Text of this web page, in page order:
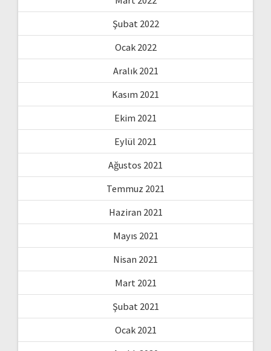
Şubat 2022
Ocak 2022
Aralık 2021
Kasım 2021
Ekim 2021
Eylül 2021
Ağustos 2021
Temmuz 2021
Haziran 2021
Mayıs 2021
Nisan 2021
Mart 2021
Şubat 2021
Ocak 2021